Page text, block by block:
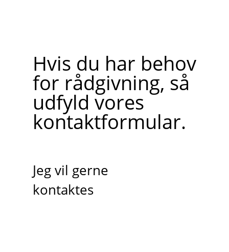
Hvis du har behov
for rådgivning, så
udfyld vores
kontaktformular.
Jeg vil gerne
kontaktes